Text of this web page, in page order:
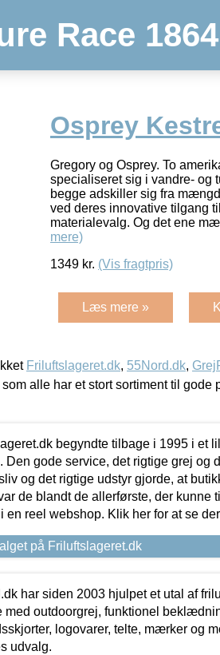
Race 1864
Osprey
Gregory og Osprey. To
specialiseret sig i vandre- og
begge adskiller sig fra
ved deres innovative tilgang
materialevalg. Og det ene
mere)
1349 kr. (Vis fragtpris)
Læs mere »
Friluftslageret.dk, 55Nord.dk,
som alle har et stort sortiment til gode
begyndte tilbage i 1995 i et
Den gode service, det rigtige grej og
og det rigtige udstyr gjorde, at
de blandt de allerførste, der kunne
en reel webshop. Klik her for at se
på Friluftslageret.dk
har siden 2003 hjulpet et utal af
med outdoorgrej, funktionel
logovarer, telte, mærker og
udvalg.